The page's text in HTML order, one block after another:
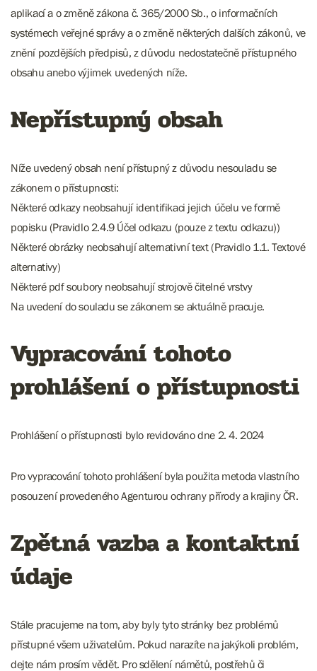
aplikací a o změně zákona č. 365/2000 Sb., o informačních
systémech veřejné správy a o změně některých dalších zákonů, ve
znění pozdějších předpisů, z důvodu nedostatečně přístupného
obsahu anebo výjimek uvedených níže.
Nepřístupný obsah
Níže uvedený obsah není přístupný z důvodu nesouladu se
zákonem o přístupnosti:
Některé odkazy neobsahují identifikaci jejich účelu ve formě
popisku (Pravidlo 2.4.9 Účel odkazu (pouze z textu odkazu))
Některé obrázky neobsahují alternativní text (Pravidlo 1.1. Textové
alternativy)
Některé pdf soubory neobsahují strojově čitelné vrstvy
Na uvedení do souladu se zákonem se aktuálně pracuje.
Vypracování tohoto
prohlášení o přístupnosti
Prohlášení o přístupnosti bylo revidováno dne 2. 4. 2024
Pro vypracování tohoto prohlášení byla použita metoda vlastního
posouzení provedeného Agenturou ochrany přírody a krajiny ČR.
Zpětná vazba a kontaktní
údaje
Stále pracujeme na tom, aby byly tyto stránky bez problémů
přístupné všem uživatelům. Pokud narazíte na jakýkoli problém,
dejte nám prosím vědět. Pro sdělení námětů, postřehů či